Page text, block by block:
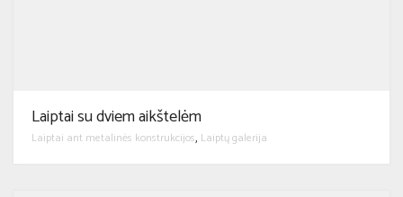
Laiptai su dviem aikštelėm
Laiptai ant metalinės konstrukcijos, Laiptų galerija